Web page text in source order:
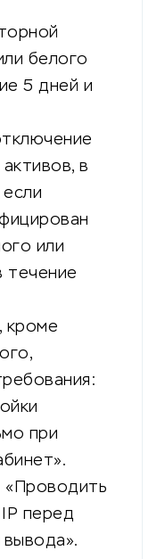
белого
5 дней и
в
или
течение
кроме
при
«Проводить
перед